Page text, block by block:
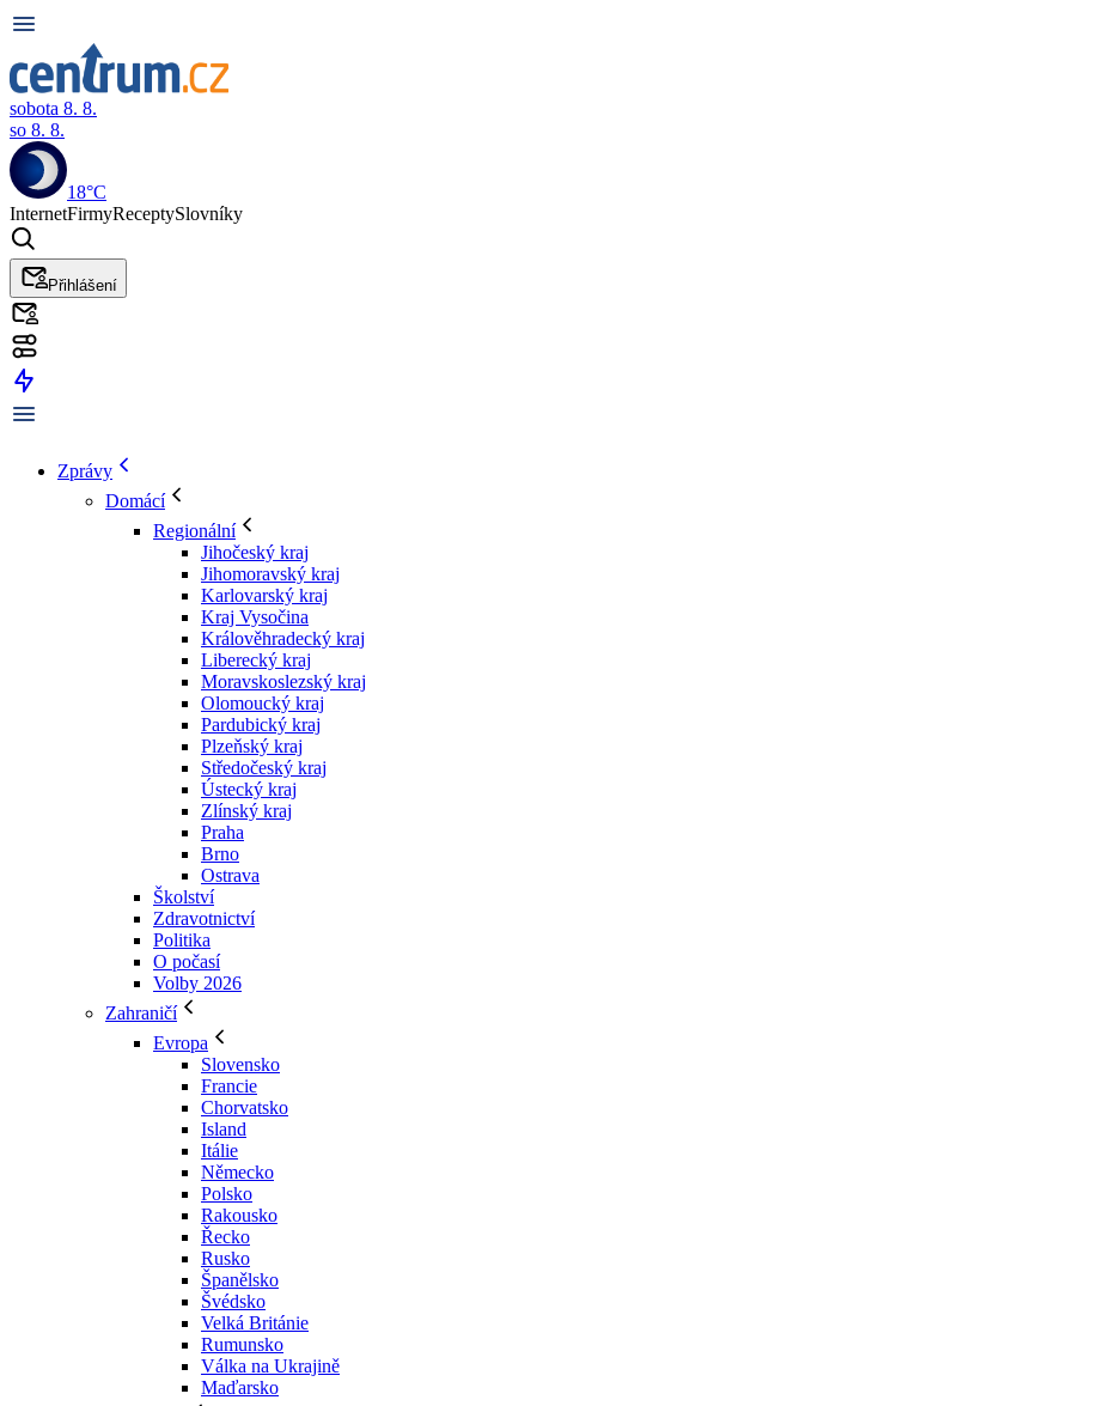
sobota 8. 8.
so 8. 8.
18°C
InternetFirmyReceptySlovníky
Přihlášení
Zprávy
Domácí
Regionální
Jihočeský kraj
Jihomoravský kraj
Karlovarský kraj
Kraj Vysočina
Králověhradecký kraj
Liberecký kraj
Moravskoslezský kraj
Olomoucký kraj
Pardubický kraj
Plzeňský kraj
Středočeský kraj
Ústecký kraj
Zlínský kraj
Praha
Brno
Ostrava
Školství
Zdravotnictví
Politika
O počasí
Volby 2026
Zahraničí
Evropa
Slovensko
Francie
Chorvatsko
Island
Itálie
Německo
Polsko
Rakousko
Řecko
Rusko
Španělsko
Švédsko
Velká Británie
Rumunsko
Válka na Ukrajině
Maďarsko